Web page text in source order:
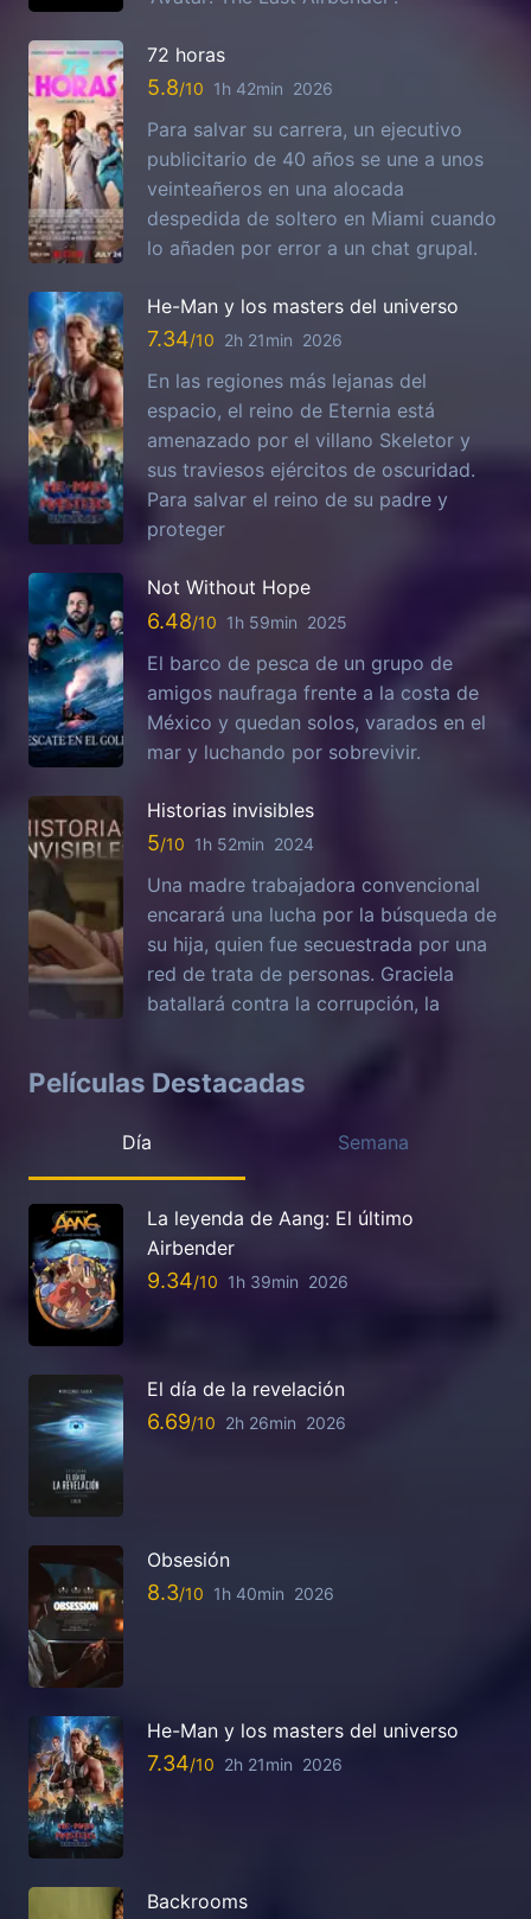
72 horas
5.8 1h 42min 2026
Para salvar su carrera, un ejecutivo
publicitario de 40 años se une a unos
veinteañeros en una alocada
despedida de soltero en Miami cuando
lo añaden por error a un chat grupal.
He-Man y los masters del universo
7.34 2h 21min 2026
En las regiones más lejanas del
espacio, el reino de Eternia está
amenazado por el villano Skeletor y
sus traviesos ejércitos de oscuridad.
Para salvar el reino de su padre y
proteger
Not Without Hope
6.48 1h 59min 2025
El barco de pesca de un grupo de
amigos naufraga frente a la costa de
México y quedan solos, varados en el
mar y luchando por sobrevivir.
Historias invisibles
5 1h 52min 2024
Una madre trabajadora convencional
encarará una lucha por la búsqueda de
su hija, quien fue secuestrada por una
red de trata de personas. Graciela
batallará contra la corrupción, la
Películas Destacadas
Día Semana
La leyenda de Aang: El último
Airbender
9.34 1h 39min 2026
El día de la revelación
6.69 2h 26min 2026
Obsesión
8.3 1h 40min 2026
He-Man y los masters del universo
7.34 2h 21min 2026
Backrooms